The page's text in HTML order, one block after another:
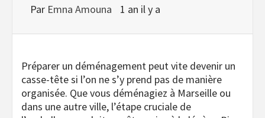
Par Emna Amouna 1 an il y a
Préparer un déménagement peut vite devenir un
casse-tête si l’on ne s’y prend pas de manière
organisée. Que vous déménagiez à Marseille ou
dans une autre ville, l’étape cruciale de